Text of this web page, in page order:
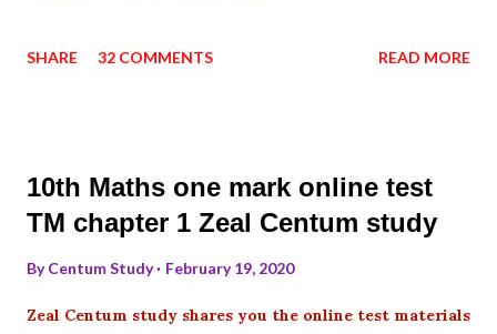
SHARE 32 COMMENTS READ MORE
10th Maths one mark online test
TM chapter 1 Zeal Centum study
ByCentum Study February 19, 2020
Zeal Centum study shares you the online test materials